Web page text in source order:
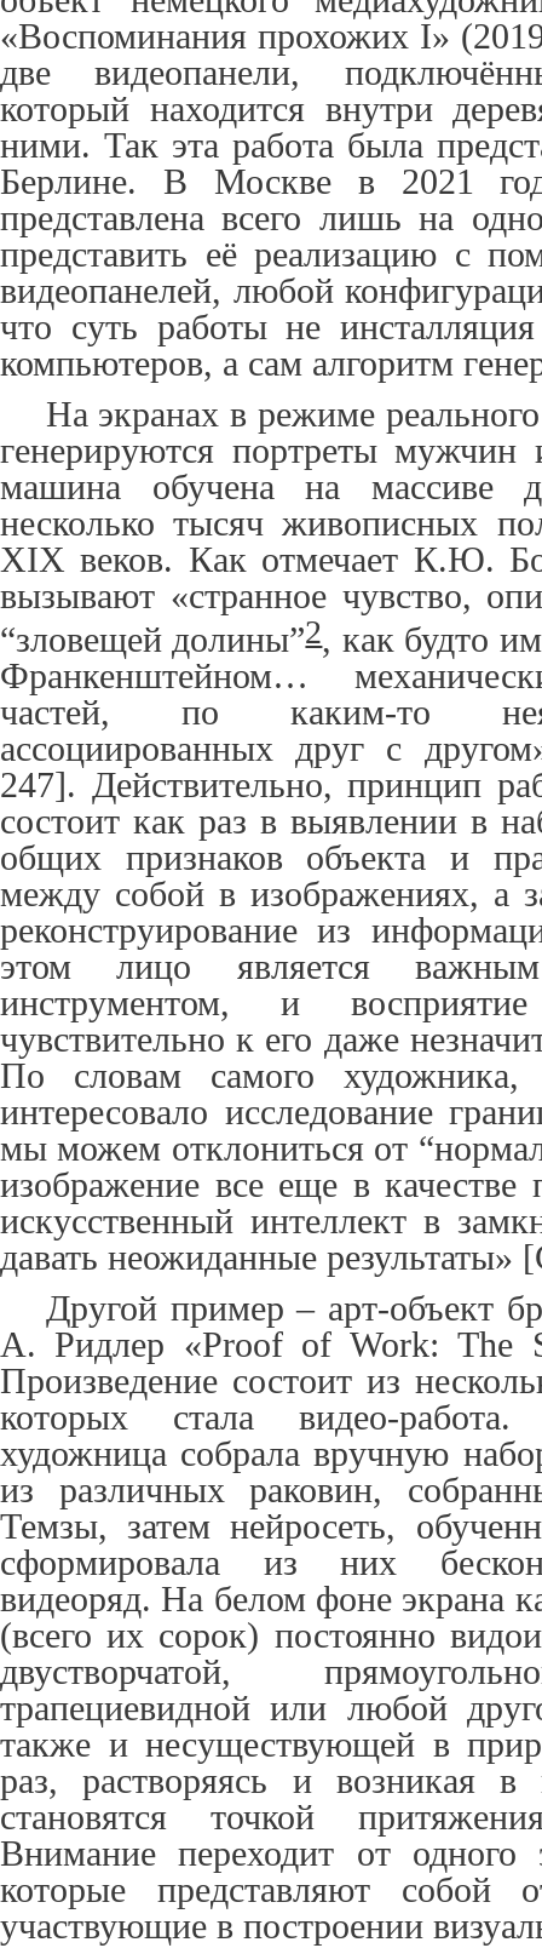
«Воспоминания прохожих I»
две видеопанели,
который находится внутри
ними. Так эта работа была
Берлине. В Москве в 2021
представлена всего лишь на
представить её реализацию с
видеопанелей, любой
что суть работы не
компьютеров, а сам алгоритм
На экранах в режиме
генерируются портреты
машина обучена на массиве
несколько тысяч живописных
XIX веков. Как отмечает К.Ю.
вызывают «странное чувство,
“зловещей долины”2, как будто
Франкенштейном…
частей, по каким-то
ассоциированных друг с
247]. Действительно, принцип
состоит как раз в выявлении в
общих признаков объекта и
между собой в изображениях, а
реконструирование из
этом лицо является важным
инструментом, и
чувствительно к его даже
По словам самого
интересовало исследование
мы можем отклониться от
изображение все еще в качестве
искусственный интеллект в
давать неожиданные результаты»
Другой пример – арт-объект
А. Ридлер «Proof of Work:The
Произведение состоит из
которых стала видео-
художница собрала вручную
из различных раковин,
Темзы, затем нейросеть,
сформировала из них
видеоряд. На белом фоне экрана
(всего их сорок) постоянно
двустворчатой,
трапециевидной или любой
также и несуществующей в
раз, растворяясь и возникая
становятся точкой
Внимание переходит от одного
которые представляют собой
участвующие в построении